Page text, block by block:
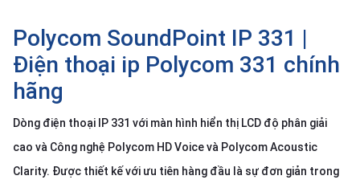
Polycom SoundPoint IP 331 |
Điện thoại ip Polycom 331 chính
hãng
Dòng điện thoại IP 331 với màn hình hiển thị LCD độ phân giải
cao và Công nghệ Polycom HD Voice và Polycom Acoustic
Clarity. Được thiết kế với ưu tiên hàng đầu là sự đơn giản trong
pháp
Dịch
vụ
Hỗ
tức